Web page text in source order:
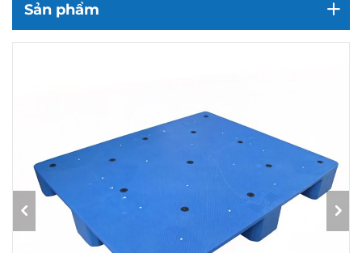
Sản phẩm